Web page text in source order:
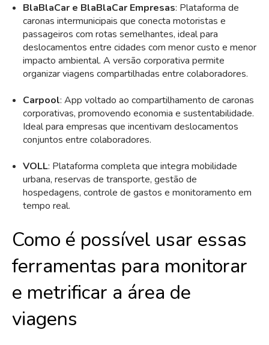
BlaBlaCar e BlaBlaCar Empresas: Plataforma de
caronas intermunicipais que conecta motoristas e
passageiros com rotas semelhantes, ideal para
deslocamentos entre cidades com menor custo e menor
impacto ambiental. A versão corporativa permite
organizar viagens compartilhadas entre colaboradores.
Carpool: App voltado ao compartilhamento de caronas
corporativas, promovendo economia e sustentabilidade.
Ideal para empresas que incentivam deslocamentos
conjuntos entre colaboradores.
VOLL: Plataforma completa que integra mobilidade
urbana, reservas de transporte, gestão de
hospedagens, controle de gastos e monitoramento em
tempo real.
Como é possível usar essas
ferramentas para monitorar
e metrificar a área de
viagens